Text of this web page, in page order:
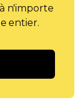
n'importe
entier.